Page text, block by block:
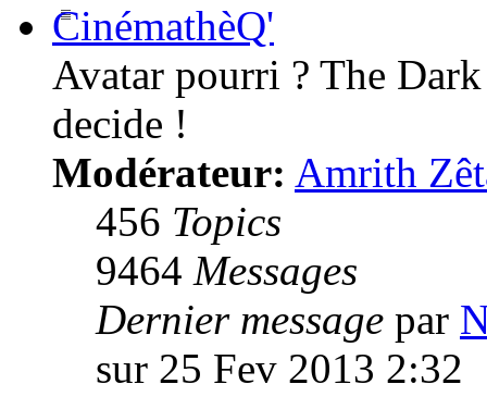
CinémathèQ'
Avatar pourri ? The
decide !
Modérateur: Amrith
456 Topics
9464 Messages
Dernier message par
sur 25 Fev 2013 2:32